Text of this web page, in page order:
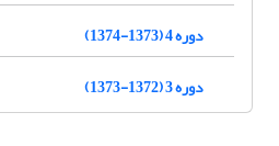
دوره 4 (1373-1374)
دوره 3 (1372-1373)